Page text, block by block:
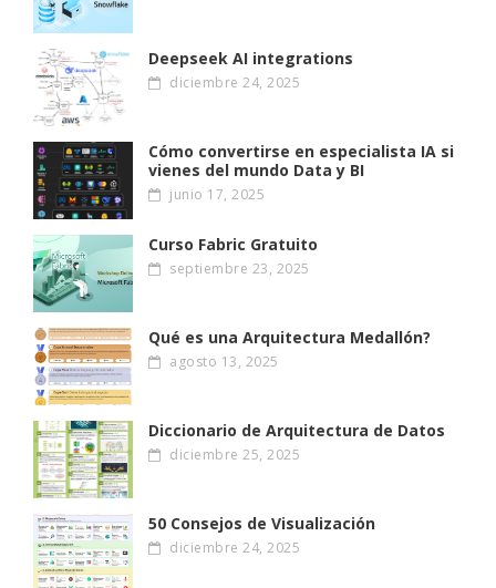
Deepseek AI integrations
diciembre 24, 2025
Cómo convertirse en especialista IA si
vienes del mundo Data y BI
junio 17, 2025
Curso Fabric Gratuito
septiembre 23, 2025
Qué es una Arquitectura Medallón?
agosto 13, 2025
Diccionario de Arquitectura de Datos
diciembre 25, 2025
50 Consejos de Visualización
diciembre 24, 2025